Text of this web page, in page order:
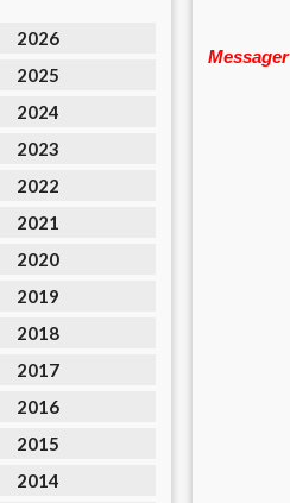
2026
2025
2024
2023
2022
2021
2020
2019
2018
2017
2016
2015
2014
Messager